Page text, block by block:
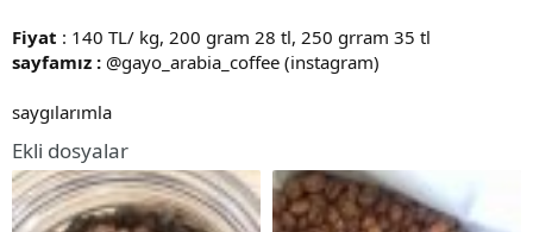
Fiyat : 140 TL/ kg, 200 gram 28 tl, 250 grram 35 tl
sayfamız : @gayo_arabia_coffee (instagram)
saygılarımla
Ekli dosyalar